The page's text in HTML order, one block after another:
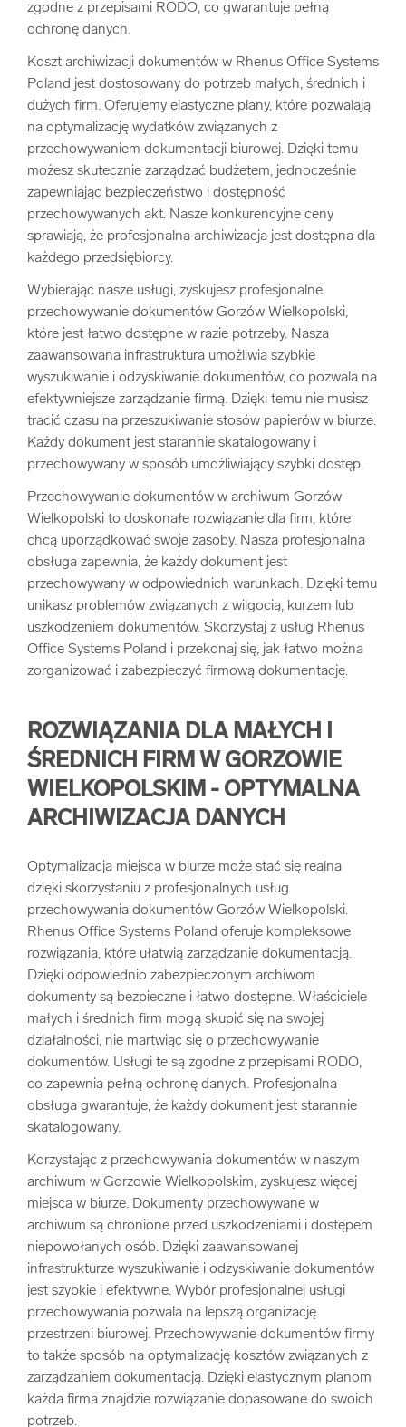
zgodne z przepisami RODO, co gwarantuje pełną
ochronę danych.
Koszt archiwizacji dokumentów w Rhenus Office Systems
Poland jest dostosowany do potrzeb małych, średnich i
dużych firm. Oferujemy elastyczne plany, które pozwalają
na optymalizację wydatków związanych z
przechowywaniem dokumentacji biurowej. Dzięki temu
możesz skutecznie zarządzać budżetem, jednocześnie
zapewniając bezpieczeństwo i dostępność
przechowywanych akt. Nasze konkurencyjne ceny
sprawiają, że profesjonalna archiwizacja jest dostępna dla
każdego przedsiębiorcy.
Wybierając nasze usługi, zyskujesz profesjonalne
przechowywanie dokumentów Gorzów Wielkopolski,
które jest łatwo dostępne w razie potrzeby. Nasza
zaawansowana infrastruktura umożliwia szybkie
wyszukiwanie i odzyskiwanie dokumentów, co pozwala na
efektywniejsze zarządzanie firmą. Dzięki temu nie musisz
tracić czasu na przeszukiwanie stosów papierów w biurze.
Każdy dokument jest starannie skatalogowany i
przechowywany w sposób umożliwiający szybki dostęp.
Przechowywanie dokumentów w archiwum Gorzów
Wielkopolski to doskonałe rozwiązanie dla firm, które
chcą uporządkować swoje zasoby. Nasza profesjonalna
obsługa zapewnia, że każdy dokument jest
przechowywany w odpowiednich warunkach. Dzięki temu
unikasz problemów związanych z wilgocią, kurzem lub
uszkodzeniem dokumentów. Skorzystaj z usług Rhenus
Office Systems Poland i przekonaj się, jak łatwo można
zorganizować i zabezpieczyć firmową dokumentację.
ROZWIĄZANIA DLA MAŁYCH I
ŚREDNICH FIRM W GORZOWIE
WIELKOPOLSKIM - OPTYMALNA
ARCHIWIZACJA DANYCH
Optymalizacja miejsca w biurze może stać się realna
dzięki skorzystaniu z profesjonalnych usług
przechowywania dokumentów Gorzów Wielkopolski.
Rhenus Office Systems Poland oferuje kompleksowe
rozwiązania, które ułatwią zarządzanie dokumentacją.
Dzięki odpowiednio zabezpieczonym archiwom
dokumenty są bezpieczne i łatwo dostępne. Właściciele
małych i średnich firm mogą skupić się na swojej
działalności, nie martwiąc się o przechowywanie
dokumentów. Usługi te są zgodne z przepisami RODO,
co zapewnia pełną ochronę danych. Profesjonalna
obsługa gwarantuje, że każdy dokument jest starannie
skatalogowany.
Korzystając z przechowywania dokumentów w naszym
archiwum w Gorzowie Wielkopolskim, zyskujesz więcej
miejsca w biurze. Dokumenty przechowywane w
archiwum są chronione przed uszkodzeniami i dostępem
niepowołanych osób. Dzięki zaawansowanej
infrastrukturze wyszukiwanie i odzyskiwanie dokumentów
jest szybkie i efektywne. Wybór profesjonalnej usługi
przechowywania pozwala na lepszą organizację
przestrzeni biurowej. Przechowywanie dokumentów firmy
to także sposób na optymalizację kosztów związanych z
zarządzaniem dokumentacją. Dzięki elastycznym planom
każda firma znajdzie rozwiązanie dopasowane do swoich
potrzeb.